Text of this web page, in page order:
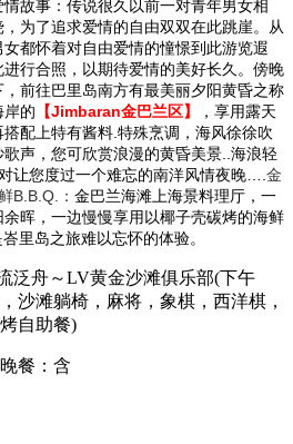
故事：传说很久以前一对青年男女相
为了追求爱情的自由双双在此跳崖。从
都怀着对自由爱情的憧憬到此游览遐
行合照，以期待爱情的美好长久。傍晚
前往巴里岛南方有最美丽夕阳黄昏之称
岸的 【Jimbaran金巴兰区】
，享用露天
配上特有酱料.特殊烹调，海风徐徐吹
声，您可欣赏浪漫的黄昏美景..海浪轻
让您度过一个难忘的南洋风情夜晚…. 金
B.B.Q. ： 金巴兰海滩上海景料理厅，一
晖，一边慢慢享用以椰子壳碳烤的海鲜
里岛之旅难以忘怀的体验。
泛舟～LV黄金沙滩俱乐部(下午
沙滩躺椅，麻将，象棋，西洋棋，
自助餐)
晚餐：含